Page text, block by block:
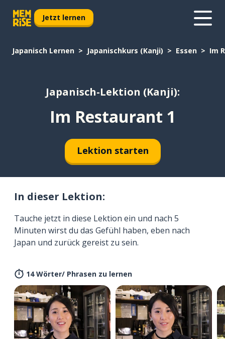
Jetzt lernen
Japanisch Lernen Japanischkurs (Kanji) Essen Im
Japanisch-Lektion (Kanji):
Im Restaurant 1
Lektion starten
In dieser Lektion:
Tauche jetzt in diese Lektion ein und nach 5
Minuten wirst du das Gefühl haben, eben nach
Japan und zurück gereist zu sein.
14 Wörter/ Phrasen zu lernen